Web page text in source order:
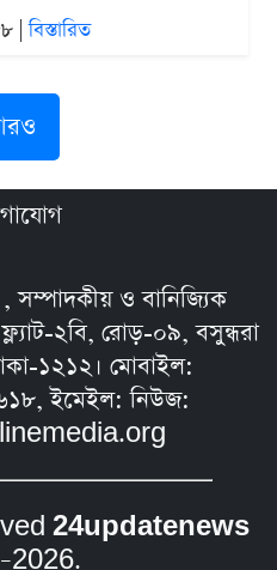
|বিস্তারিত
সম্পাদকীয় ও বানিজ্যিক
২বি, রোড়-০৯, বসুন্ধরা
১২১২। মোবাইল:
ইমেইল: নিউজ:
24updatenews